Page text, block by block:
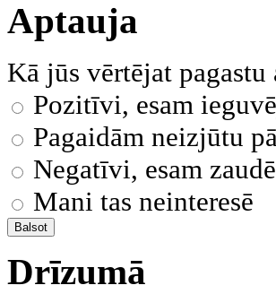
Aptauja
Kā jūs vērtējat
Pozitīvi, esam
Pagaidām neizjūtu
Negatīvi, esam
Mani tas neinteresē
Drīzumā